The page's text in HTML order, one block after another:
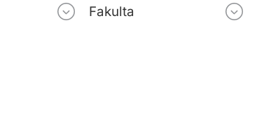
Fakulta